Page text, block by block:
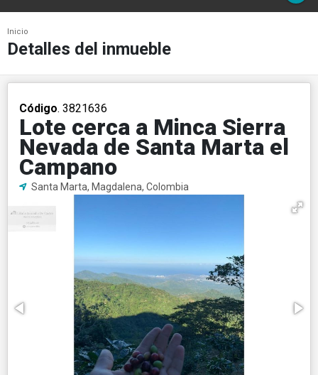
Inicio
Detalles del inmueble
Código. 3821636
Lote cerca a Minca Sierra
Nevada de Santa Marta el
Campano
Santa Marta, Magdalena, Colombia